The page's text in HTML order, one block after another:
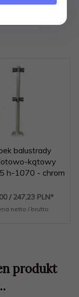
balustrady
kątowy
h-1070 - chrom
/ 247,23 PLN*
netto / brutto
produkt